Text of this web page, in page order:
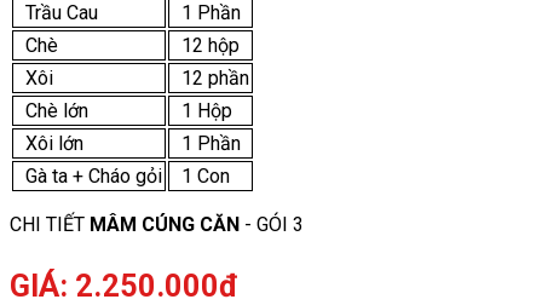
Trầu Cau
1 Phần
Chè
12 hộp
Xôi
12 phần
Chè lớn
1 Hộp
Xôi lớn
1 Phần
Gà ta + Cháo gỏi
1 Con
CHI TIẾT MÂM CÚNG CĂN - GÓI 3
GIÁ: 2.250.000đ